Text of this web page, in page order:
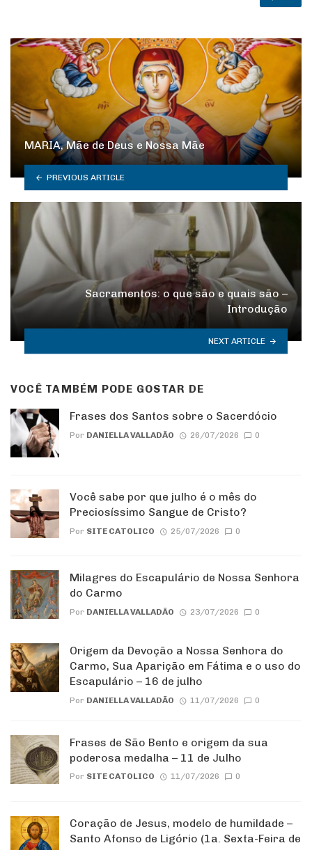
MARIA, Mãe de Deus e Nossa Mãe
PREVIOUS ARTICLE
Sacramentos: o que são e quais são –
Introdução
NEXT ARTICLE
VOCÊ TAMBÉM PODE GOSTAR DE
Frases dos Santos sobre o Sacerdócio
Por DANIELLA VALLADÃO 26/07/2026 0
Você sabe por que julho é o mês do
Preciosíssimo Sangue de Cristo?
Por SITE CATOLICO 25/07/2026 0
Milagres do Escapulário de Nossa Senhora
do Carmo
Por DANIELLA VALLADÃO 23/07/2026 0
Origem da Devoção a Nossa Senhora do
Carmo, Sua Aparição em Fátima e o uso do
Escapulário – 16 de julho
Por DANIELLA VALLADÃO 11/07/2026 0
Frases de São Bento e origem da sua
poderosa medalha – 11 de Julho
Por SITE CATOLICO 11/07/2026 0
Coração de Jesus, modelo de humildade –
Santo Afonso de Ligório (1a. Sexta-Feira de